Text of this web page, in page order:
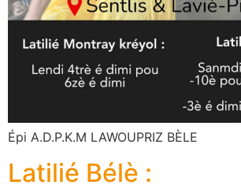
Épi A.D.P.K.M LAWOUPRIZ BÈLE
Latilié Bélè :